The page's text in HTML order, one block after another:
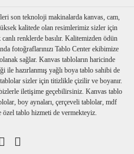
son teknoloji makinalarda kanvas, cam,
kalitede olan resimlerimiz sizler için
renklerde basılır. Kalitemizden ödün
fotoğraflarınızı Tablo Center ekibimize
sağlar. Kanvas tabloların haricinde
ile hazırlanmış yağlı boya tablo sahibi de
sizler için titizlikle çizilir ve boyanır.
iletişime geçebilirsiniz. Kanvas tablo
boy aynaları, çerçeveli tablolar, mdf
tablo hizmeti de vermekteyiz.